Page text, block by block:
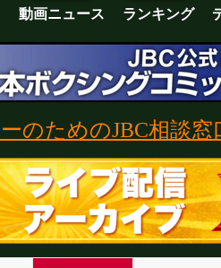
動画ニュース ランキング
のためのJBC相談窓